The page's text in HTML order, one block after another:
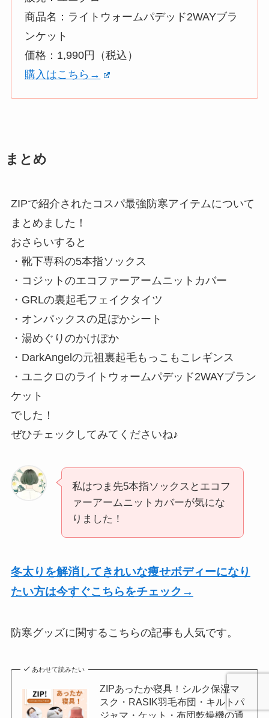
商品名：ライトウォームパデッド2WAYブラ
ンケット
価格：1,990円（税込）
購入はこちら→
まとめ
ZIPで紹介されたコスパ最強防寒アイテムについて
まとめました！
おさらいすると
・靴下専科の5本指ソックス
・コジットのエコファーアームニットカバー
・GRLの裏起毛フェイクタイツ
・オンパックスの足ぽかシート
・湯めぐりのかけぽか
・DarkAngelの元祖裏起毛もっこもこレギンス
・ユニクロのライトウォームパデッド2WAYブラン
ケット
でした！
ぜひチェックしてみてくださいね♪
私はつま先5本指ソックスとエコフ
ァーアームニットカバーが気にな
りました！
冬太りを解消してきれいな痩せボディーになり
たい方は今すぐこちらをチェック→
防寒グッズに関するこちらの記事も人気です。
あわせて読みたい
ZIPあったか寝具！シルク保湿マ
スク・RASIK羽毛布団・キルトパ
ジャマ・ケット・布団乾燥機の通